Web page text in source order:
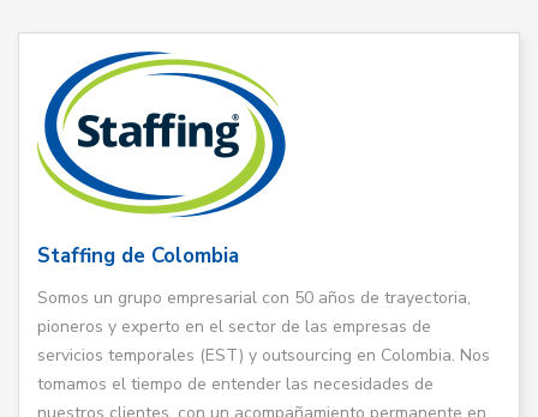
Staffing de Colombia
Somos un grupo empresarial con 50 años de trayectoria,
pioneros y experto en el sector de las empresas de
servicios temporales (EST) y outsourcing en Colombia. Nos
tomamos el tiempo de entender las necesidades de